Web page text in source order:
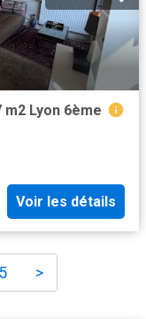
Lyon 6ème
Voir les détails
5 >